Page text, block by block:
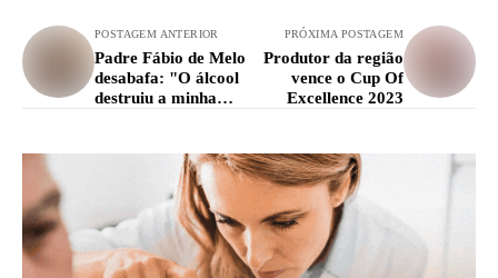
POSTAGEM ANTERIOR
Padre Fábio de Melo
desabafa: "O álcool
destruiu a minha
PRÓXIMA POSTAGEM
Produtor da região
vence o Cup Of
Excellence 2023